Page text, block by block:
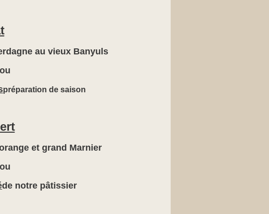
au vieux Banyuls
ou
préparation de saison
et grand Marnier
ou
de notre pâtissier